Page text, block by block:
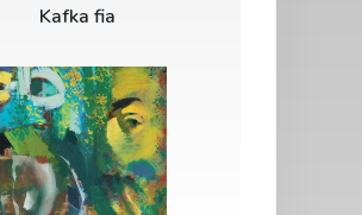
Kafka fia